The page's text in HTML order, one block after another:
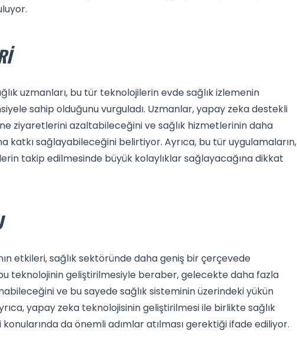
uzmanları, bu tür teknolojilerin evde sağlık izlemenin
sahip olduğunu vurguladı. Uzmanlar, yapay zeka destekli
ziyaretlerini azaltabileceğini ve sağlık hizmetlerinin daha
katkı sağlayabileceğini belirtiyor. Ayrıca, bu tür uygulamaların,
takip edilmesinde büyük kolaylıklar sağlayacağına dikkat
etkileri, sağlık sektöründe daha geniş bir çerçevede
teknolojinin geliştirilmesiyle beraber, gelecekte daha fazla
ve bu sayede sağlık sisteminin üzerindeki yükün
yapay zeka teknolojisinin geliştirilmesi ile birlikte sağlık
da önemli adımlar atılması gerektiği ifade ediliyor.